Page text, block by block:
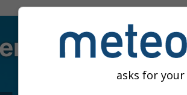
asks for